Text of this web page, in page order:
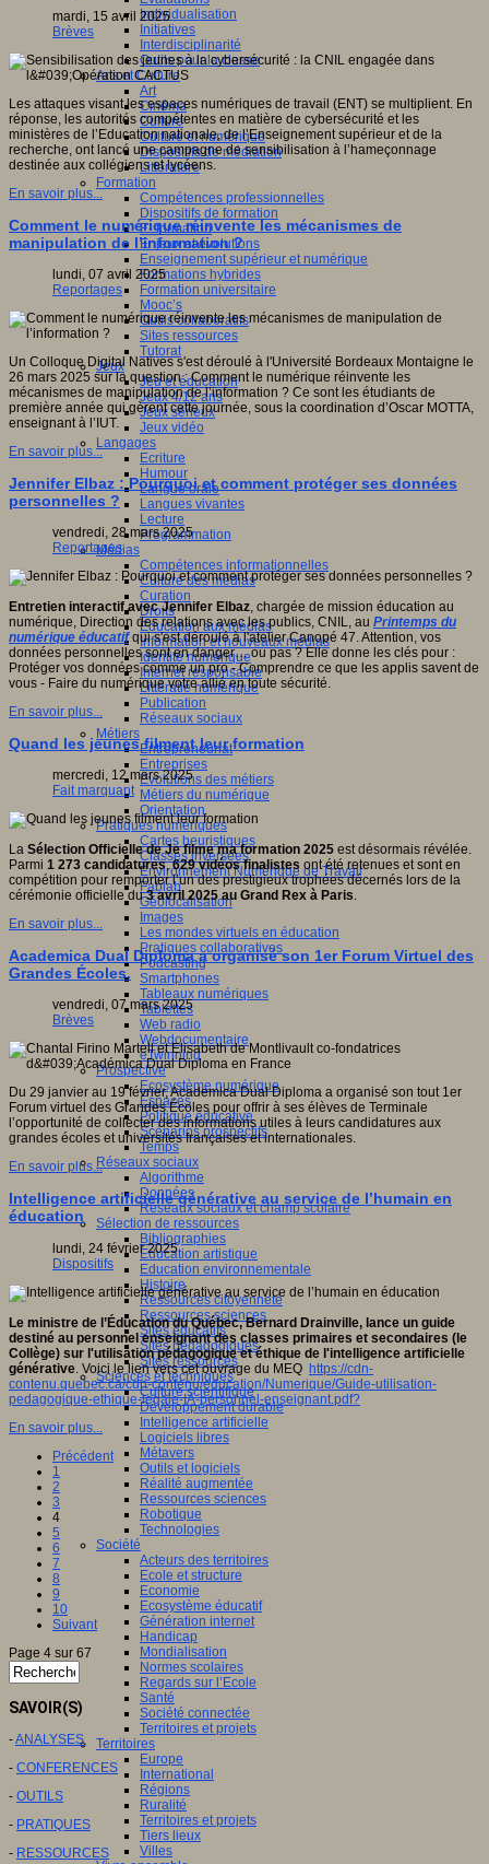
Individualisation
Initiatives
Interdisciplinarité
Outils pour la classe
Arts et Culture
Art
Cinéma
Culture
Culture et numérique
Dispositifs de médiation
Littérature
Formation
Compétences professionnelles
Dispositifs de formation
E- formation
Enjeux et évolutions
Enseignement supérieur et numérique
Formations hybrides
Formation universitaire
Mooc’s
Outils collaboratifs
Sites ressources
Tutorat
Jeux
Jeu et éducation
Jeux 4/12 ans
Jeux sérieux
Jeux vidéo
Langages
Ecriture
Humour
Langue orale
Langues vivantes
Lecture
Programmation
Médias
Compétences informationnelles
Culture des médias
Curation
Droits
Education aux médias
Information et nouveaux médias
Identité numérique
Internet responsable
Littératie numérique
Publication
Réseaux sociaux
Métiers
Entrepreneuriat
Entreprises
Evolutions des métiers
Métiers du numérique
Orientation
Pratiques numériques
Cartes heuristiques
Classes inversées
Environnement Numérique de Travail
Fablab
Géolocalisation
Images
Les mondes virtuels en éducation
Pratiques collaboratives
Podcasting
Smartphones
Tableaux numériques
Tablettes
Web radio
Webdocumentaire
eTwinning
Prospective
Ecosystème numérique
Espaces
Politique éducative
Scénarios prospectifs
Temps
Réseaux sociaux
Algorithme
Données
Réseaux sociaux et champ scolaire
Sélection de ressources
Bibliographies
Education artistique
Education environnementale
Histoire
Ressources citoyenneté
Ressources sciences
Sites éducatifs
Sites pédagogiques
Sites ressources
Sciences et techniques
Culture scientifique
Développement durable
Intelligence artificielle
Logiciels libres
Métavers
Outils et logiciels
Réalité augmentée
Ressources sciences
Robotique
Technologies
Société
Acteurs des territoires
Ecole et structure
Economie
Ecosystème éducatif
Génération internet
Handicap
Mondialisation
Normes scolaires
Regards sur l’Ecole
Santé
Société connectée
Territoires et projets
Territoires
Europe
International
Régions
Ruralité
Territoires et projets
Tiers lieux
Villes
mardi, 15 avril 2025
Brèves
Les attaques visant les espaces numériques de travail (ENT) se multiplient. En
réponse, les autorités compétentes en matière de cybersécurité et les
ministères de l’Education nationale, de l’Enseignement supérieur et de la
recherche, ont lancé une campagne de sensibilisation à l’hameçonnage
destinée aux collégiens et lycéens.
En savoir plus...
Comment le numérique réinvente les mécanismes de
manipulation de l’information ?
lundi, 07 avril 2025
Reportages
Un Colloque Digital Natives s'est déroulé à l'Université Bordeaux Montaigne le
26 mars 2025 sur la question : Comment le numérique réinvente les
mécanismes de manipulation de l’information ? Ce sont les étudiants de
première année qui gèrent cette journée, sous la coordination d’Oscar MOTTA,
enseignant à l’IUT.
En savoir plus...
Jennifer Elbaz : Pourquoi et comment protéger ses données
personnelles ?
vendredi, 28 mars 2025
Reportages
Entretien interactif avec Jennifer Elbaz, chargée de mission éducation au
numérique, Direction des relations avec les publics, CNIL, au Printemps du
numérique éducatifqui s'est déroulé à l'atelier Canopé 47. Attention, vos
données personnelles sont en danger… ou pas ? Elle donne les clés pour :
Protéger vos données comme un pro - Comprendre ce que les applis savent de
vous - Faire du numérique votre allié en toute sécurité.
En savoir plus...
Quand les jeunes filment leur formation
mercredi, 12 mars 2025
Fait marquant
La Sélection Officielle de Je filme ma formation 2025 est désormais révélée.
Parmi 1 273 candidatures,629 vidéos finalistes ont été retenues et sont en
compétition pour remporter l’un des prestigieux trophées décernés lors de la
cérémonie officielle du3 avril 2025 au Grand Rex à Paris.
En savoir plus...
Academica Dual Diploma a organisé son 1er Forum Virtuel des
Grandes Écoles.
vendredi, 07 mars 2025
Brèves
Du 29 janvier au 19 février, Academica Dual Diploma a organisé son tout 1er
Forum virtuel des Grandes Écoles pour offrir à ses élèves de Terminale
l’opportunité de collecter des informations utiles à leurs candidatures aux
grandes écoles et universités françaises et internationales.
En savoir plus...
Intelligence artificielle générative au service de l’humain en
éducation
lundi, 24 février 2025
Dispositifs
Le ministre de l’Éducation du Québec, Bernard Drainville, lance un guide
destiné au personnel enseignant des classes primaires et secondaires (le
Collège) sur l'utilisation pédagogique et éthique de l'intelligence artificielle
générative . Voici le lien vers cet ouvrage du MEQ https://cdn-
contenu.quebec.ca/cdn-contenu/education/Numerique/Guide-utilisation-
pedagogique-ethique-legale-IA-personnel-enseignant.pdf?
En savoir plus...
Précédent
1
2
3
4
5
6
7
8
9
10
Suivant
Page 4 sur 67
SAVOIR(S)
-ANALYSES
- CONFERENCES
- OUTILS
- PRATIQUES
- RESSOURCES